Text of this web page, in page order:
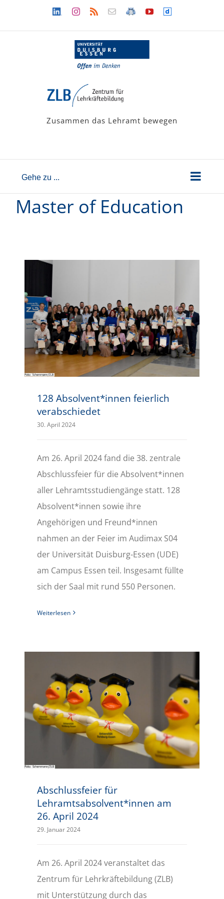
LinkedinInstagram
Rss Newsletter
LehramtsWiki
YouTubeDailymotion
Zusammen das Lehramt bewegen
Gehe zu ...
Master of Education
128 Absolvent*innen feierlich
verabschiedet
30. April 2024
Am 26. April 2024 fand die 38. zentrale
Abschlussfeier für die Absolvent*innen
aller Lehramtsstudiengänge statt. 128
Absolvent*innen sowie ihre
Angehörigen und Freund*innen
nahmen an der Feier im Audimax S04
der Universität Duisburg-Essen (UDE)
am Campus Essen teil. Insgesamt füllte
sich der Saal mit rund 550 Personen.
Weiterlesen
Abschlussfeier für
Lehramtsabsolvent*innen am
26. April 2024
29. Januar 2024
Am 26. April 2024 veranstaltet das
Zentrum für Lehrkräftebildung (ZLB)
mit Unterstützung durch das